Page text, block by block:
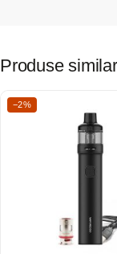
Produse
−2%